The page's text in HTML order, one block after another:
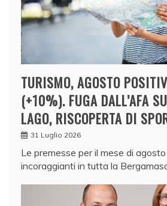
TURISMO, AGOSTO
(+10%). FUGA DALL’AFA
LAGO, RISCOPERTA DI
31 Luglio 2026
Le premesse per il mese di
incoraggianti in tutta la